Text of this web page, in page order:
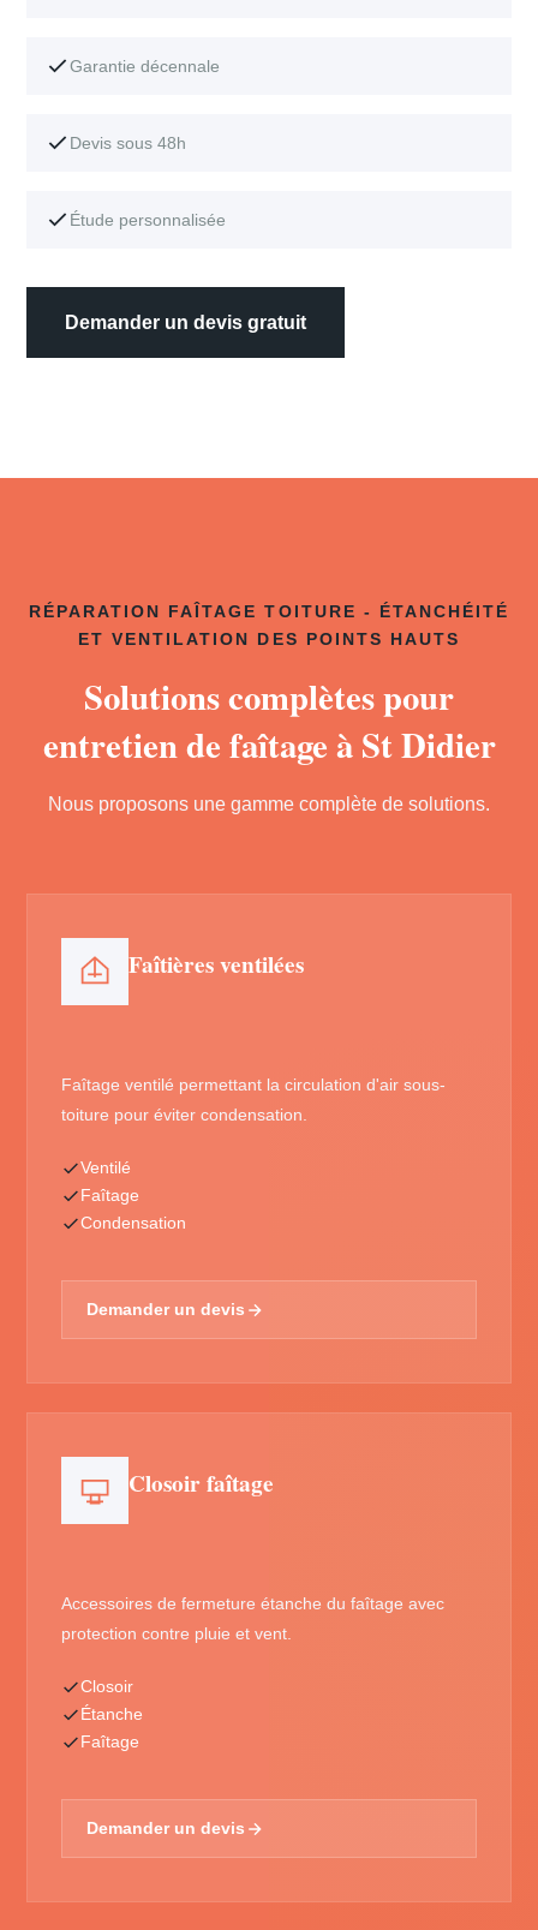
Garantie décennale
Devis sous 48h
Étude personnalisée
Demander un devis gratuit
RÉPARATION FAÎTAGE TOITURE - ÉTANCHÉITÉ
ET VENTILATION DES POINTS HAUTS
Solutions complètes pour
entretien de faîtage à St Didier
Nous proposons une gamme complète de solutions.
Faîtières ventilées
Faîtage ventilé permettant la circulation d'air sous-
toiture pour éviter condensation.
Ventilé
Faîtage
Condensation
Demander un devis
Closoir faîtage
Accessoires de fermeture étanche du faîtage avec
protection contre pluie et vent.
Closoir
Étanche
Faîtage
Demander un devis